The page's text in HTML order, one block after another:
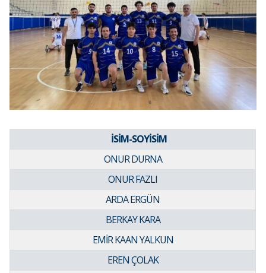
İSİM-SOYİSİM
ONUR DURNA
ONUR FAZLI
ARDA ERGÜN
BERKAY KARA
EMİR KAAN YALKUN
EREN ÇOLAK